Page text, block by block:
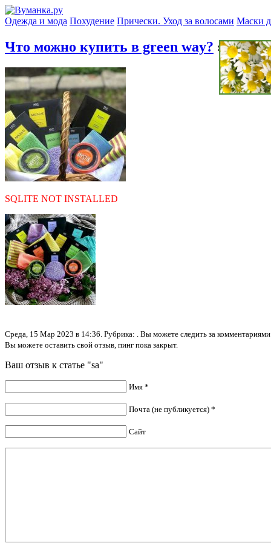
Одежда и мода Похудение Прически. Уход за волосами Маски
Что можно купить в green way? » sa
SQLITE NOT INSTALLED
Среда, 15 Мар 2023 в 14:36. Рубрика: . Вы можете следить за
Вы можете оставить свой отзыв, пинг пока закрыт.
Ваш отзыв к статье "sa"
Имя *
Почта (не публикуется) *
Сайт